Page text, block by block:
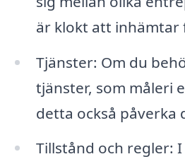
är klokt att inhämtar
Tjänster: Om du
tjänster, som måleri
detta också påverka
Tillstånd och regler: